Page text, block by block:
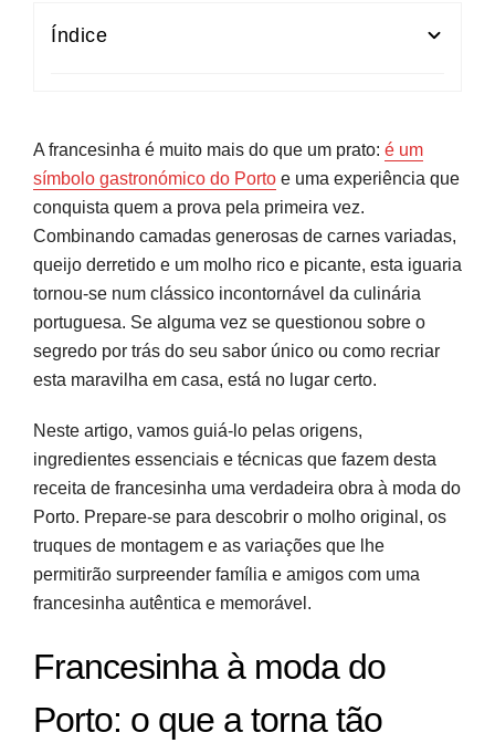
Índice
Receita de Francesinha: pão, carnes, queijo e
acompanhamentos
sabor autêntico
Montagem, confeção e variações da
francesinha em casa
Perguntas frequentes
Fontes e referências
A francesinha é muito mais do que um prato: é um
símbolo gastronómico do Porto e uma experiência que
conquista quem a prova pela primeira vez.
Combinando camadas generosas de carnes variadas,
queijo derretido e um molho rico e picante, esta iguaria
tornou-se num clássico incontornável da culinária
portuguesa. Se alguma vez se questionou sobre o
segredo por trás do seu sabor único ou como recriar
esta maravilha em casa, está no lugar certo.
Neste artigo, vamos guiá-lo pelas origens,
ingredientes essenciais e técnicas que fazem desta
receita de francesinha uma verdadeira obra à moda do
Porto. Prepare-se para descobrir o molho original, os
truques de montagem e as variações que lhe
permitirão surpreender família e amigos com uma
francesinha autêntica e memorável.
Francesinha à moda do
Porto: o que a torna tão